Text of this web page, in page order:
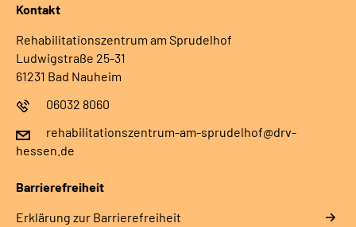
Kontakt
Rehabilitationszentrum am Sprudelhof
Ludwigstraße 25-31
61231 Bad Nauheim
06032 8060
rehabilitationszentrum-am-sprudelhof@drv-
hessen.de
Barrierefreiheit
Erklärung zur Barrierefreiheit